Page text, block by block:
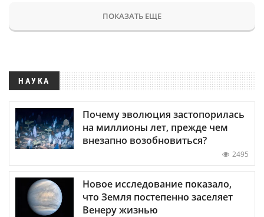
ПОКАЗАТЬ ЕЩЕ
НАУКА
Почему эволюция застопорилась
на миллионы лет, прежде чем
внезапно возобновиться?
2495
Новое исследование показало,
что Земля постепенно заселяет
Венеру жизнью